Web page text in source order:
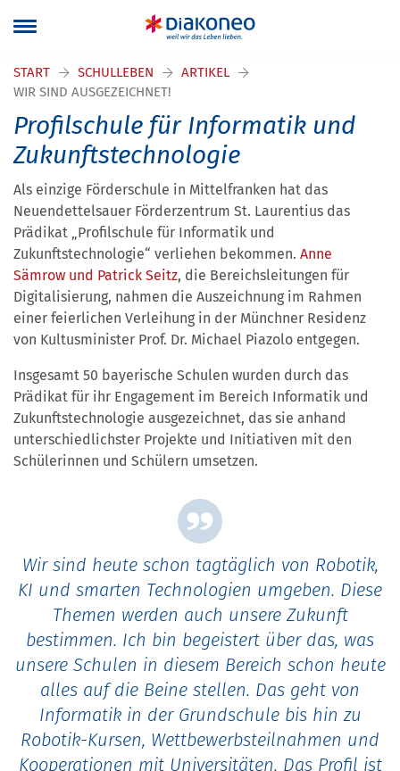
START SCHULLEBEN
ARTIKEL
WIR SIND AUSGEZEICHNET!
Profilschule für Informatik und
Zukunftstechnologie
Als einzige Förderschule in Mittelfranken hat das
Neuendettelsauer Förderzentrum St. Laurentius das
Prädikat „Profilschule für Informatik und
Zukunftstechnologie“ verliehen bekommen. Anne
Sämrow und Patrick Seitz, die Bereichsleitungen für
Digitalisierung, nahmen die Auszeichnung im Rahmen
einer feierlichen Verleihung in der Münchner Residenz
von Kultusminister Prof. Dr. Michael Piazolo entgegen.
Insgesamt 50 bayerische Schulen wurden durch das
Prädikat für ihr Engagement im Bereich Informatik und
Zukunftstechnologie ausgezeichnet, das sie anhand
unterschiedlichster Projekte und Initiativen mit den
Schülerinnen und Schülern umsetzen.
Wir sind heute schon tagtäglich von Robotik,
KI und smarten Technologien umgeben. Diese
Themen werden auch unsere Zukunft
bestimmen. Ich bin begeistert über das, was
unsere Schulen in diesem Bereich schon heute
alles auf die Beine stellen. Das geht von
Informatik in der Grundschule bis hin zu
Robotik-Kursen, Wettbewerbsteilnahmen und
Kooperationen mit Universitäten. Das Profil ist